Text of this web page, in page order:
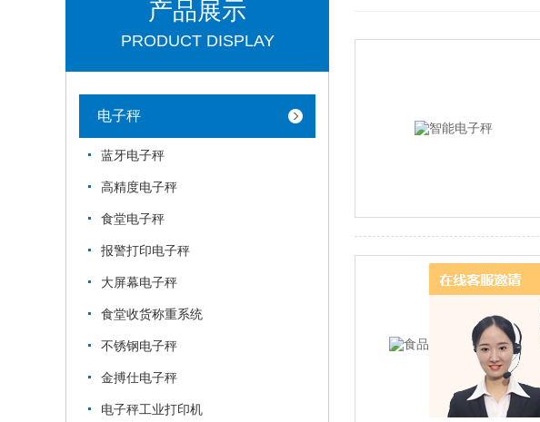
产品展示
PRODUCT DISPLAY
电子秤
蓝牙电子秤
高精度电子秤
食堂电子秤
报警打印电子秤
大屏幕电子秤
食堂收货称重系统
不锈钢电子秤
金搏仕电子秤
电子秤工业打印机